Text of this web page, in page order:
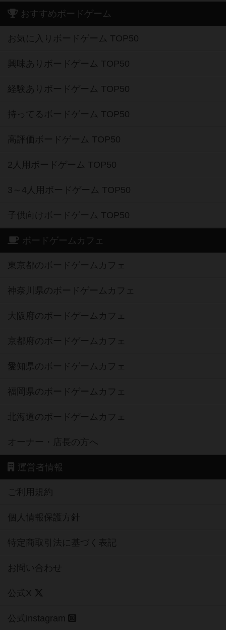
おすすめボードゲーム
お気に入りボードゲーム TOP50
興味ありボードゲーム TOP50
経験ありボードゲーム TOP50
持ってるボードゲーム TOP50
高評価ボードゲーム TOP50
2人用ボードゲーム TOP50
3～4人用ボードゲーム TOP50
子供向けボードゲーム TOP50
ボードゲームカフェ
東京都のボードゲームカフェ
神奈川県のボードゲームカフェ
大阪府のボードゲームカフェ
京都府のボードゲームカフェ
愛知県のボードゲームカフェ
福岡県のボードゲームカフェ
北海道のボードゲームカフェ
オーナー・店長の方へ
運営者情報
ご利用規約
個人情報保護方針
特定商取引法に基づく表記
お問い合わせ
公式X
公式instagram